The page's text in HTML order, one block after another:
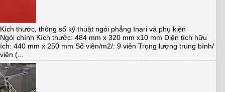
Kích thước, thông số kỹ thuật ngói phẳng Inari và phụ kiện
Ngói chính Kích thước: 484 mm x 320 mm x10 mm Diện tích hữu
ích: 440 mm x 250 mm Số viên/m2/: 9 viên Trọng lượng trung bình/
viên (...